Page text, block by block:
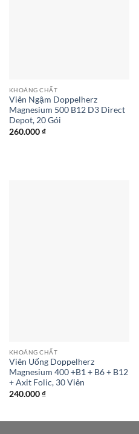
KHOÁNG CHẤT
Viên Ngậm Doppelherz
Magnesium 500 B12 D3 Direct
Depot, 20 Gói
260.000₫
KHOÁNG CHẤT
Viên Uống Doppelherz
Magnesium 400 +B1 + B6 + B12
+ Axit Folic, 30 Viên
240.000₫